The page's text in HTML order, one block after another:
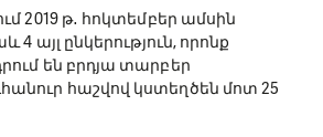
2019 թ․ հոկտեմբեր ամսին
4 այլ ընկերություն, որոնք
են բրդյա տարբեր
հաշվով կստեղծեն մոտ 25